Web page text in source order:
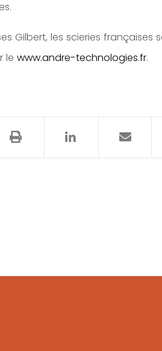
Gilbert, les scieries
lewww.andre-technologies.fr.